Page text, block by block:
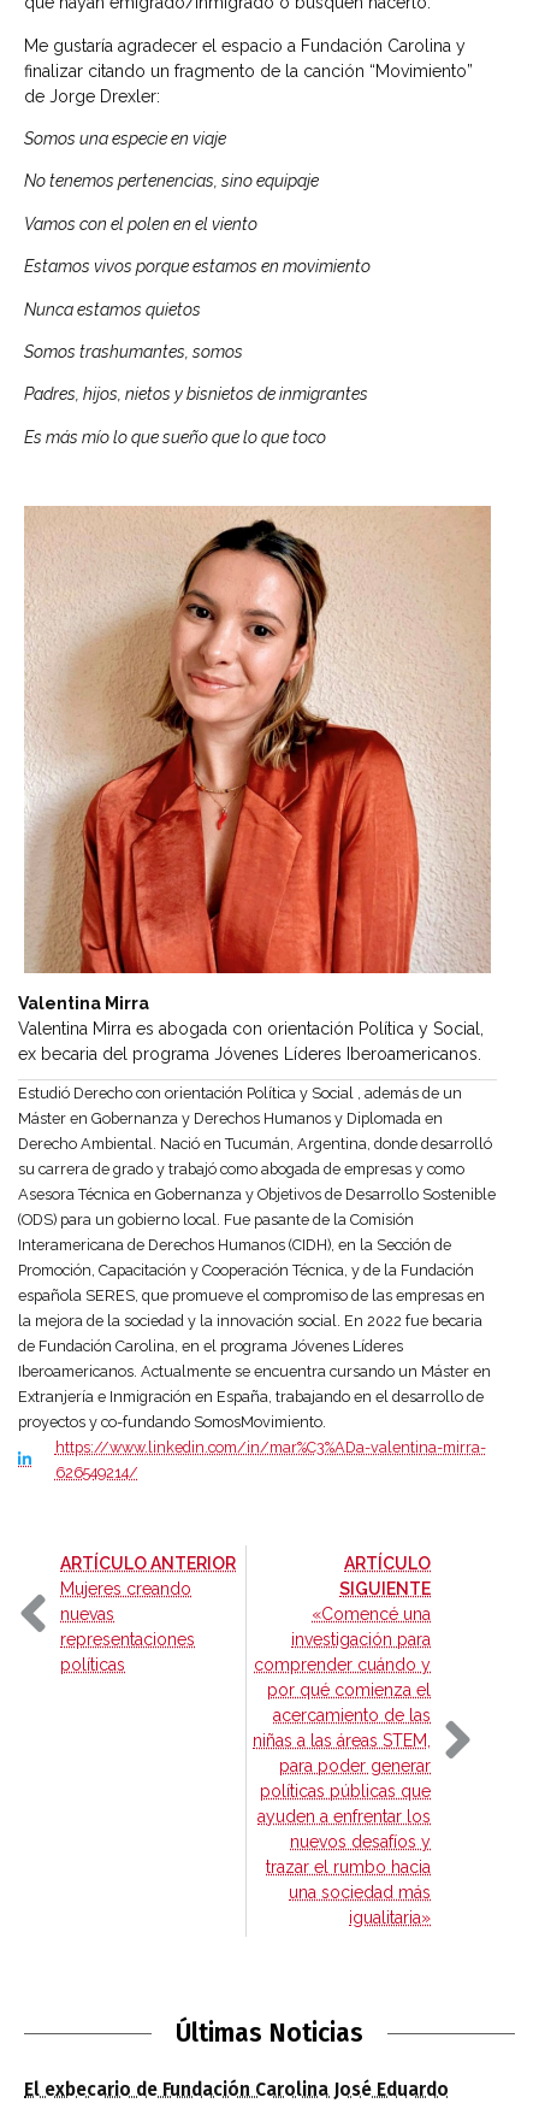
Me gustaría agradecer el espacio a Fundación Carolina y
finalizar citando un fragmento de la canción “Movimiento”
de Jorge Drexler:
Somos una especie en viaje
No tenemos pertenencias, sino equipaje
Vamos con el polen en el viento
Estamos vivos porque estamos en movimiento
Nunca estamos quietos
Somos trashumantes, somos
Padres, hijos, nietos y bisnietos de inmigrantes
Es más mío lo que sueño que lo que toco
Valentina Mirra
Valentina Mirra es abogada con orientación Política y Social,
ex becaria del programa Jóvenes Líderes Iberoamericanos.
Estudió Derecho con orientación Política y Social , además de un
Máster en Gobernanza y Derechos Humanos y Diplomada en
Derecho Ambiental. Nació en Tucumán, Argentina, donde desarrolló
su carrera de grado y trabajó como abogada de empresas y como
Asesora Técnica en Gobernanza y Objetivos de Desarrollo Sostenible
(ODS) para un gobierno local. Fue pasante de la Comisión
Interamericana de Derechos Humanos (CIDH), en la Sección de
Promoción, Capacitación y Cooperación Técnica, y de la Fundación
española SERES, que promueve el compromiso de las empresas en
la mejora de la sociedad y la innovación social. En 2022 fue becaria
de Fundación Carolina, en el programa Jóvenes Líderes
Iberoamericanos. Actualmente se encuentra cursando un Máster en
Extranjería e Inmigración en España, trabajando en el desarrollo de
proyectos y co-fundando SomosMovimiento.
https://www.linkedin.com/in/mar%C3%ADa-valentina-mirra-
626549214/
ARTÍCULO ANTERIOR-
Mujeres creando
nuevas
representaciones
políticas
ARTÍCULO
SIGUIENTE-
«Comencé una
investigación para
comprender cuándo y
por qué comienza el
acercamiento de las
niñas a las áreas STEM,
para poder generar
políticas públicas que
ayuden a enfrentar los
nuevos desafíos y
trazar el rumbo hacia
una sociedad más
igualitaria»
Últimas Noticias
El exbecario de Fundación Carolina José Eduardo